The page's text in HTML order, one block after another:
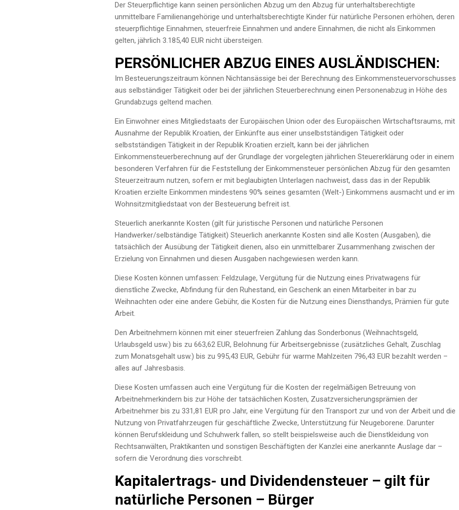
Der Steuerpflichtige kann seinen persönlichen Abzug um den Abzug für unterhaltsberechtigte
unmittelbare Familienangehörige und unterhaltsberechtigte Kinder für natürliche Personen erhöhen, deren
steuerpflichtige Einnahmen, steuerfreie Einnahmen und andere Einnahmen, die nicht als Einkommen
gelten, jährlich 3.185,40 EUR nicht übersteigen.
PERSÖNLICHER ABZUG EINES AUSLÄNDISCHEN:
Im Besteuerungszeitraum können Nichtansässige bei der Berechnung des Einkommensteuervorschusses
aus selbständiger Tätigkeit oder bei der jährlichen Steuerberechnung einen Personenabzug in Höhe des
Grundabzugs geltend machen.
Ein Einwohner eines Mitgliedstaats der Europäischen Union oder des Europäischen Wirtschaftsraums, mit
Ausnahme der Republik Kroatien, der Einkünfte aus einer unselbstständigen Tätigkeit oder
selbstständigen Tätigkeit in der Republik Kroatien erzielt, kann bei der jährlichen
Einkommensteuerberechnung auf der Grundlage der vorgelegten jährlichen Steuererklärung oder in einem
besonderen Verfahren für die Feststellung der Einkommensteuer persönlichen Abzug für den gesamten
Steuerzeitraum nutzen, sofern er mit beglaubigten Unterlagen nachweist, dass das in der Republik
Kroatien erzielte Einkommen mindestens 90% seines gesamten (Welt-) Einkommens ausmacht und er im
Wohnsitzmitgliedstaat von der Besteuerung befreit ist.
Steuerlich anerkannte Kosten (gilt für juristische Personen und natürliche Personen
Handwerker/selbständige Tätigkeit) Steuerlich anerkannte Kosten sind alle Kosten (Ausgaben), die
tatsächlich der Ausübung der Tätigkeit dienen, also ein unmittelbarer Zusammenhang zwischen der
Erzielung von Einnahmen und diesen Ausgaben nachgewiesen werden kann.
Diese Kosten können umfassen: Feldzulage, Vergütung für die Nutzung eines Privatwagens für
dienstliche Zwecke, Abfindung für den Ruhestand, ein Geschenk an einen Mitarbeiter in bar zu
Weihnachten oder eine andere Gebühr, die Kosten für die Nutzung eines Diensthandys, Prämien für gute
Arbeit.
Den Arbeitnehmern können mit einer steuerfreien Zahlung das Sonderbonus (Weihnachtsgeld,
Urlaubsgeld usw.) bis zu 663,62 EUR, Belohnung für Arbeitsergebnisse (zusätzliches Gehalt, Zuschlag
zum Monatsgehalt usw.) bis zu 995,43 EUR, Gebühr für warme Mahlzeiten 796,43 EUR bezahlt werden –
alles auf Jahresbasis.
Diese Kosten umfassen auch eine Vergütung für die Kosten der regelmäßigen Betreuung von
Arbeitnehmerkindern bis zur Höhe der tatsächlichen Kosten, Zusatzversicherungsprämien der
Arbeitnehmer bis zu 331,81 EUR pro Jahr, eine Vergütung für den Transport zur und von der Arbeit und die
Nutzung von Privatfahrzeugen für geschäftliche Zwecke, Unterstützung für Neugeborene. Darunter
können Berufskleidung und Schuhwerk fallen, so stellt beispielsweise auch die Dienstkleidung von
Rechtsanwälten, Praktikanten und sonstigen Beschäftigten der Kanzlei eine anerkannte Auslage dar –
sofern die Verordnung dies vorschreibt.
Kapitalertrags- und Dividendensteuer – gilt für
natürliche Personen – Bürger